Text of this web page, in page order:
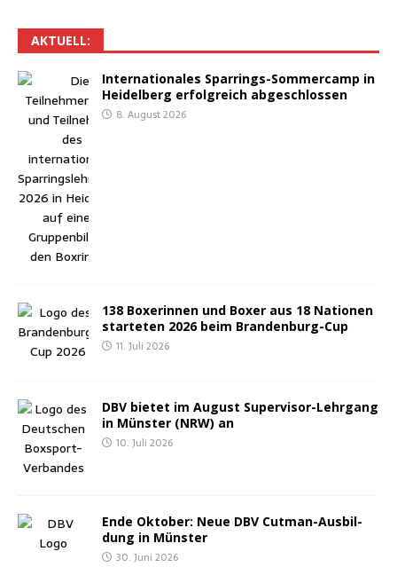
AKTU­ELL:
Inter­na­tio­na­les Spar­rings-Som­mer­camp in
Hei­del­berg erfolg­reich abgeschlossen
8. August 2026
138 Boxe­rin­nen und Boxer aus 18 Natio­nen
star­te­ten 2026 beim Brandenburg-Cup
11. Juli 2026
DBV bie­tet im August Super­vi­sor-Lehr­gang
in Müns­ter (NRW) an
10. Juli 2026
Ende Okto­ber: Neue DBV Cut­man-Aus­bil­
dung in Münster
30. Juni 2026